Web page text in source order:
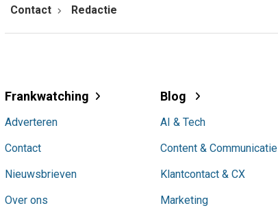
Contact Redactie
Frankwatching
Adverteren
Contact
Nieuwsbrieven
Over ons
Blog
AI & Tech
Content & Communicatie
Klantcontact & CX
Marketing